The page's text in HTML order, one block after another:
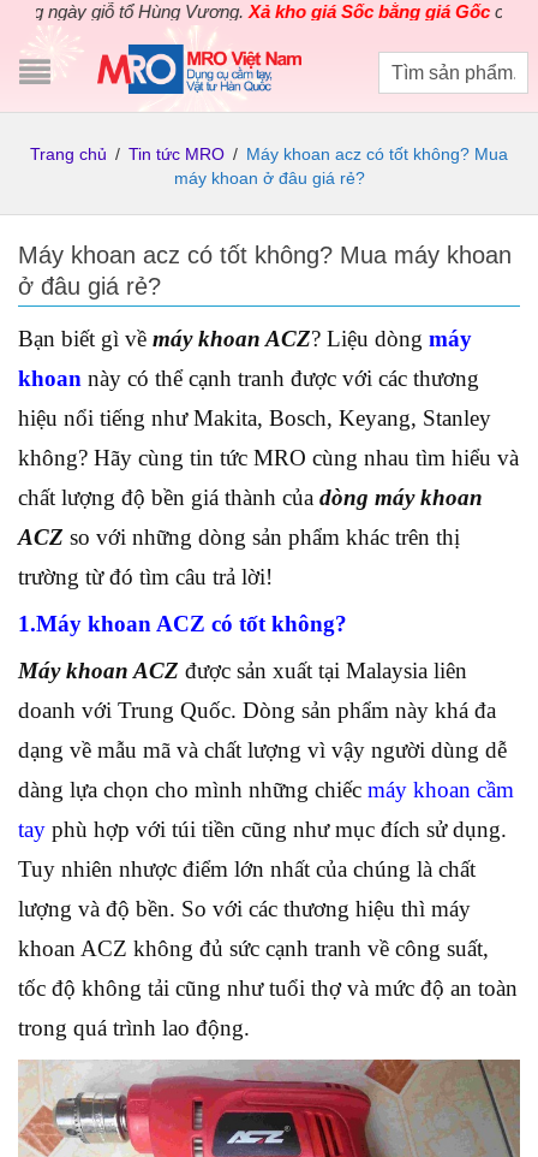
giỗ tổ Hùng Vương.Xả kho giá Sốc bằng giá Gốccho các sản
Trang chủ / Tin tức MRO / Máy khoan acz có tốt không? Mua
máy khoan ở đâu giá rẻ?
Máy khoan acz có tốt không? Mua máy khoan
ở đâu giá rẻ?
Bạn biết gì về máy khoan ACZ? Liệu dòng máy
khoan này có thể cạnh tranh được với các thương
hiệu nổi tiếng như Makita, Bosch, Keyang, Stanley
không? Hãy cùng tin tức MRO cùng nhau tìm hiểu và
chất lượng độ bền giá thành của dòng máy khoan
ACZ so với những dòng sản phẩm khác trên thị
trường từ đó tìm câu trả lời!
1.Máy khoan ACZ có tốt không?
Máy khoan ACZ được sản xuất tại Malaysia liên
doanh với Trung Quốc. Dòng sản phẩm này khá đa
dạng về mẫu mã và chất lượng vì vậy người dùng dễ
dàng lựa chọn cho mình những chiếc máy khoan cầm
tay phù hợp với túi tiền cũng như mục đích sử dụng.
Tuy nhiên nhược điểm lớn nhất của chúng là chất
lượng và độ bền. So với các thương hiệu thì máy
khoan ACZ không đủ sức cạnh tranh về công suất,
tốc độ không tải cũng như tuổi thợ và mức độ an toàn
trong quá trình lao động.